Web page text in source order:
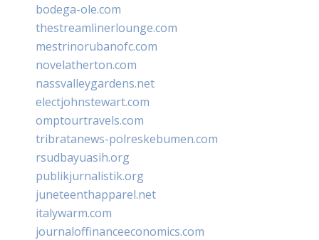
bodega-ole.com
thestreamlinerlounge.com
mestrinorubanofc.com
novelatherton.com
nassvalleygardens.net
electjohnstewart.com
omptourtravels.com
tribratanews-polreskebumen.com
rsudbayuasih.org
publikjurnalistik.org
juneteenthapparel.net
italywarm.com
journaloffinanceeconomics.com